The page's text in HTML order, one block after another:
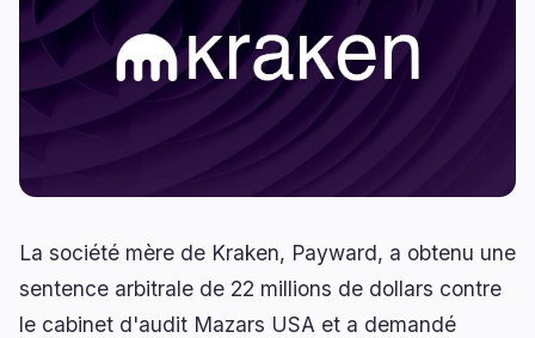
0
Prêts
Rendement 0
Protocoles
Mises à Niveau
Affaires 15 Écosystèmes 0
La société mère de Kraken, Payward, a obtenu une
sentence arbitrale de 22 millions de dollars contre
le cabinet d'audit Mazars USA et a demandé